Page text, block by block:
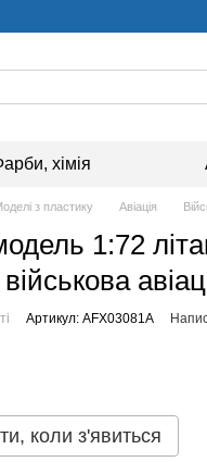
хімія
з пластику Авіація
1:72
Артикул: AFX03081A
коли з'явиться